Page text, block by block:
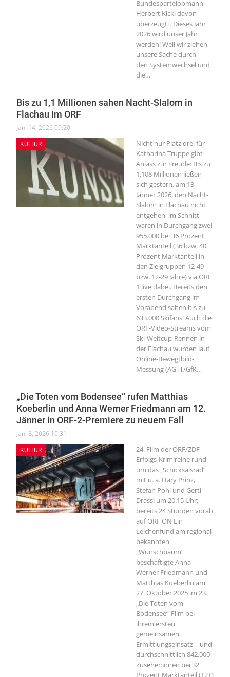
Bundesparteiobmann
Herbert Kickl davon
überzeugt: „Dieses Jahr
2026 wird unser Jahr
werden! Weil wir ziehen
unsere Sache durch –
den Systemwechsel und
die…
Bis zu 1,1 Millionen sahen Nacht-Slalom in
Flachau im ORF
Jan. 14, 2026 09:20
KULTUR
Nicht nur Platz drei für
Katharina Truppe gibt
Anlass zur Freude: Bis zu
1,108 Millionen ließen
sich gestern, am 13.
Jänner 2026, den Nacht-
Slalom in Flachau nicht
entgehen, im Schnitt
waren in Durchgang zwei
955.000 bei 36 Prozent
Marktanteil (36 bzw. 40
Prozent Marktanteil in
den Zielgruppen 12-49
bzw. 12-29 Jahre) via ORF
1 live dabei. Bereits den
ersten Durchgang im
Vorabend sahen bis zu
633.000 Skifans. Auch die
ORF-Video-Streams vom
Ski-Weltcup-Rennen in
der Flachau wurden laut
Online-Bewegtbild-
Messung (AGTT/GfK…
„Die Toten vom Bodensee“ rufen Matthias
Koeberlin und Anna Werner Friedmann am 12.
Jänner in ORF-2-Premiere zu neuem Fall
Jan. 8, 2026 10:31
KULTUR
24. Film der ORF/ZDF-
Erfolgs-Krimireihe rund
um das „Schicksalsrad“
mit u. a. Hary Prinz,
Stefan Pohl und Gerti
Drassl um 20.15 Uhr;
bereits 24 Stunden vorab
auf ORF ON Ein
Leichenfund am regional
bekannten
„Wunschbaum“
beschäftigte Anna
Werner Friedmann und
Matthias Koeberlin am
27. Oktober 2025 im 23.
„Die Toten vom
Bodensee“-Film bei
ihrem ersten
gemeinsamen
Ermittlungseinsatz – und
durchschnittlich 842.000
Zuseher:innen bei 32
Prozent Marktanteil (12+)